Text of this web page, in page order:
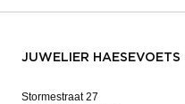
JUWELIER HAESEVOETS
Stormestraat 27